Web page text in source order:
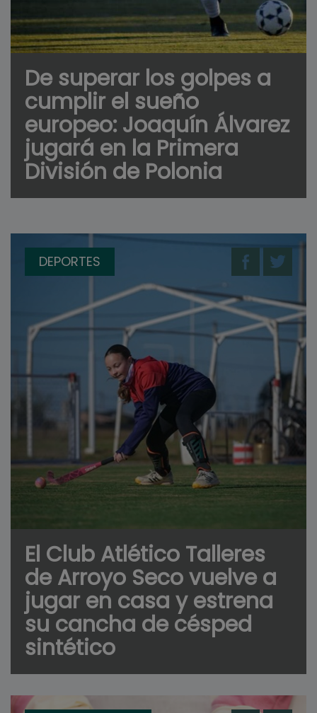
De superar los golpes a
cumplir el sueño
europeo: Joaquín Álvarez
jugará en la Primera
División de Polonia
DEPORTES
El Club Atlético Talleres
de Arroyo Seco vuelve a
jugar en casa y estrena
su cancha de césped
sintético